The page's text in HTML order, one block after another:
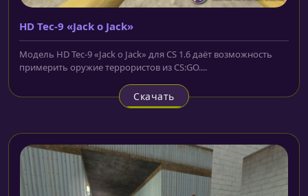
HD Tec-9 «Jack o Jack»
Модель HD Tec-9 «Jack o Jack» для CS 1.6 даёт возможность
примерить оружие террористов из CS:GO....
Скачать